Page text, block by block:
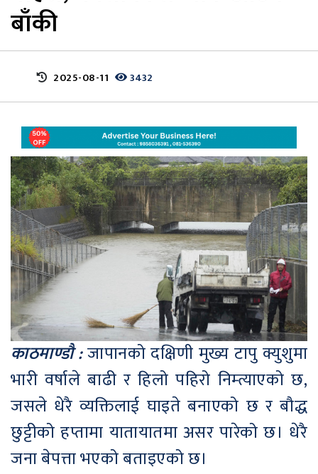
बाँकी
2025-08-11 3432
काठमाण्डौ :जापानको दक्षिणी मुख्य टापु क्युशुमा
भारी वर्षाले बाढी र हिलो पहिरो निम्त्याएको छ,
जसले धेरै व्यक्तिलाई घाइते बनाएको छ र बौद्ध
छुट्टीको हप्तामा यातायातमा असर पारेको छ। धेरै
जना बेपत्ता भएको बताइएको छ।